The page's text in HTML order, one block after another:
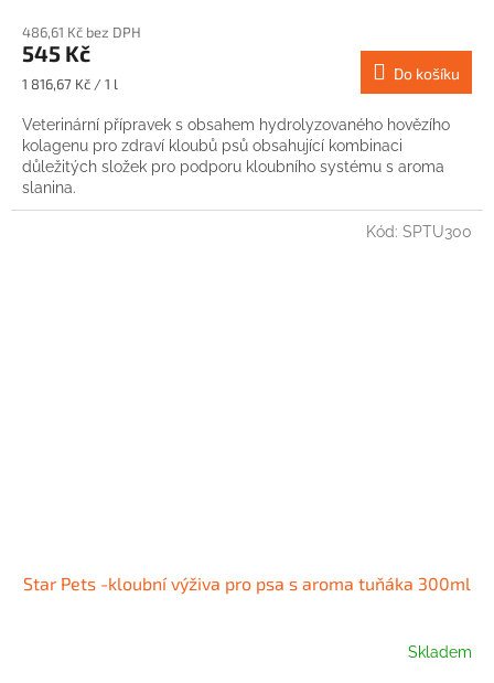
486,61 Kč bez DPH
545 Kč
Měrná
1 816,67 Kč / 1 l
Do košíku
Veterinární přípravek s obsahem hydrolyzovaného hovězího
kolagenu pro zdraví kloubů psů obsahující kombinaci
důležitých složek pro podporu kloubního systému s aroma
slanina.
Star Pets -kloubní výživa pro psa s aroma tuňáka 300ml
Skladem
Kód: SPTU300